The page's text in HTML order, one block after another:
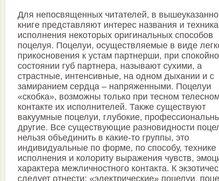
Для непосвященных читателей, в
книге представляют интерес названия и техника
исполнения некоторых оригинальных способов
поцелуя. Поцелуи, осуществляемые в виде
прикосновения к устам партнерши, при
состоянии губ партнера, называют сухими, а
страстные, интенсивные, на одном дыхании и с
замиранием сердца – напряженными. Поцелуи
«скобка», возможны только при тесном
контакте их исполнителей. Также существуют
вакуумные поцелуи, глубокие,
другие. Все существующие разновидности
нельзя объединить в какие-то группы, это
индивидуальные по форме, по способу, технике
исполнения и колориту выражения чувств,
характера межличностного контакта. К
следует отнести: «электрические» поцелуи,